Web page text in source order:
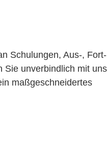
Schulungen, Aus-, Fort-
Sie unverbindlich mit uns
maßgeschneidertes